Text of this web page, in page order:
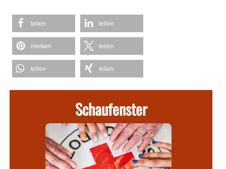
teilen teilen
merken teilen
teilen teilen
Schaufenster